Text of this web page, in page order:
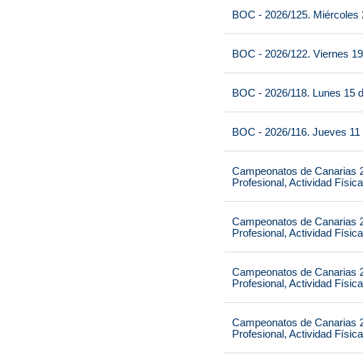
BOC - 2026/125. Miércoles
BOC - 2026/122. Viernes
BOC - 2026/118. Lunes 15
BOC - 2026/116. Jueves
Campeonatos de Canarias
Profesional, Actividad
Campeonatos de Canarias
Profesional, Actividad
Campeonatos de Canarias
Profesional, Actividad
Campeonatos de Canarias
Profesional, Actividad